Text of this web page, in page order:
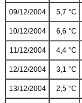
09/12/2004 5,7 °C
10/12/2004 6,6 °C
11/12/2004 4,4 °C
12/12/2004 3,1 °C
13/12/2004 2,5 °C